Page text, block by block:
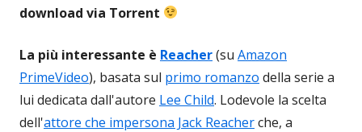
download via Torrent
La più interessante è Reacher(su Amazon
PrimeVideo), basata sul primo romanzo della serie a
lui dedicata dall'autore Lee Child. Lodevole la scelta
dell'attore che impersona Jack Reacherche, a